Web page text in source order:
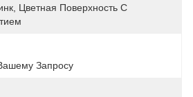
Цветная Поверхность С
Запросу